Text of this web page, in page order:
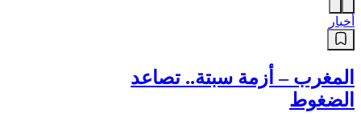
أخبار
المغرب – أزمة سبتة.. تصاعد
الضغوط